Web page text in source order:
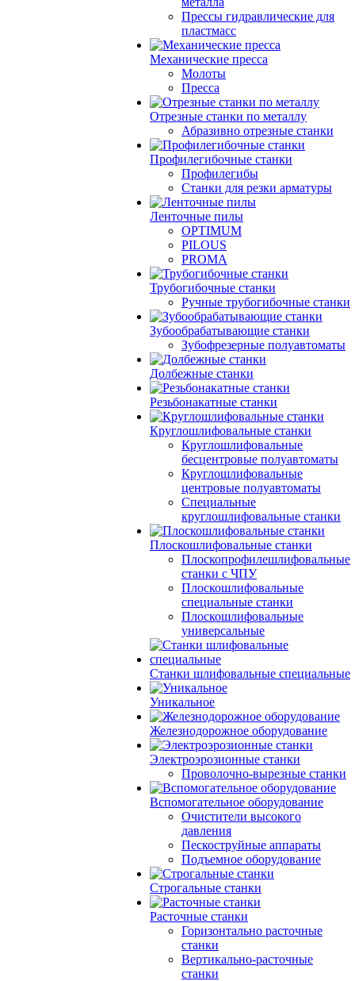
Прессы гидравлические для
пластмасс
Механические пресса
Молоты
Пресса
Отрезные станки по металлу
Абразивно отрезные станки
Профилегибочные станки
Профилегибы
Станки для резки арматуры
Ленточные пилы
OPTIMUM
PILOUS
PROMA
Трубогибочные станки
Ручные трубогибочные станки
Зубообрабатывающие станки
Зубофрезерные полуавтоматы
Долбежные станки
Резьбонакатные станки
Круглошлифовальные станки
Круглошлифовальные
бесцентровые полуавтоматы
Круглошлифовальные
центровые полуавтоматы
Специальные
круглошлифовальные станки
Плоскошлифовальные станки
Плоскопрофилешлифовальные
станки с ЧПУ
Плоскошлифовальные
специальные станки
Плоскошлифовальные
универсальные
Станки шлифовальные специальные
Уникальное
Железнодорожное оборудование
Электроэрозионные станки
Проволочно-вырезные станки
Вспомогательное оборудование
Очистители высокого
давления
Пескоструйные аппараты
Подъемное оборудование
Строгальные станки
Расточные станки
Горизонтально расточные
станки
Вертикально-расточные
станки